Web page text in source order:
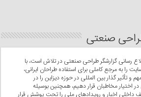
صنعتی
گزارشگر طراحی صنعتی در تلاش است، با
را به مرجع کاملی برای استفاده طراحان ایرانی،
و تأثیر گذار بین المللی در حوزه دیزاین را در
اختیار مخاطبان قرار دهیم، همچنین بوسیله
داخلی اخبار و رویدادهای ملی را تحت پوشش قرار